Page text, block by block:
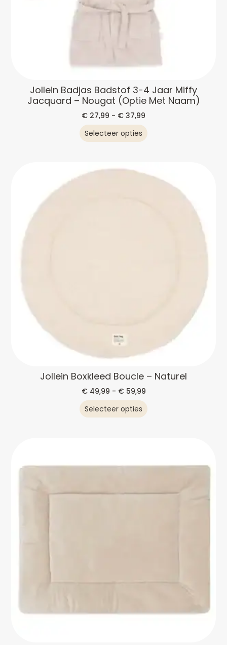
Jollein Badjas Badstof 3-4 Jaar Miffy
Jacquard – Nougat (optie Met Naam)
€ 27,99 - € 37,99
Selecteer opties
Jollein Boxkleed Boucle – Naturel
€49,99 - €59,99
Selecteer opties